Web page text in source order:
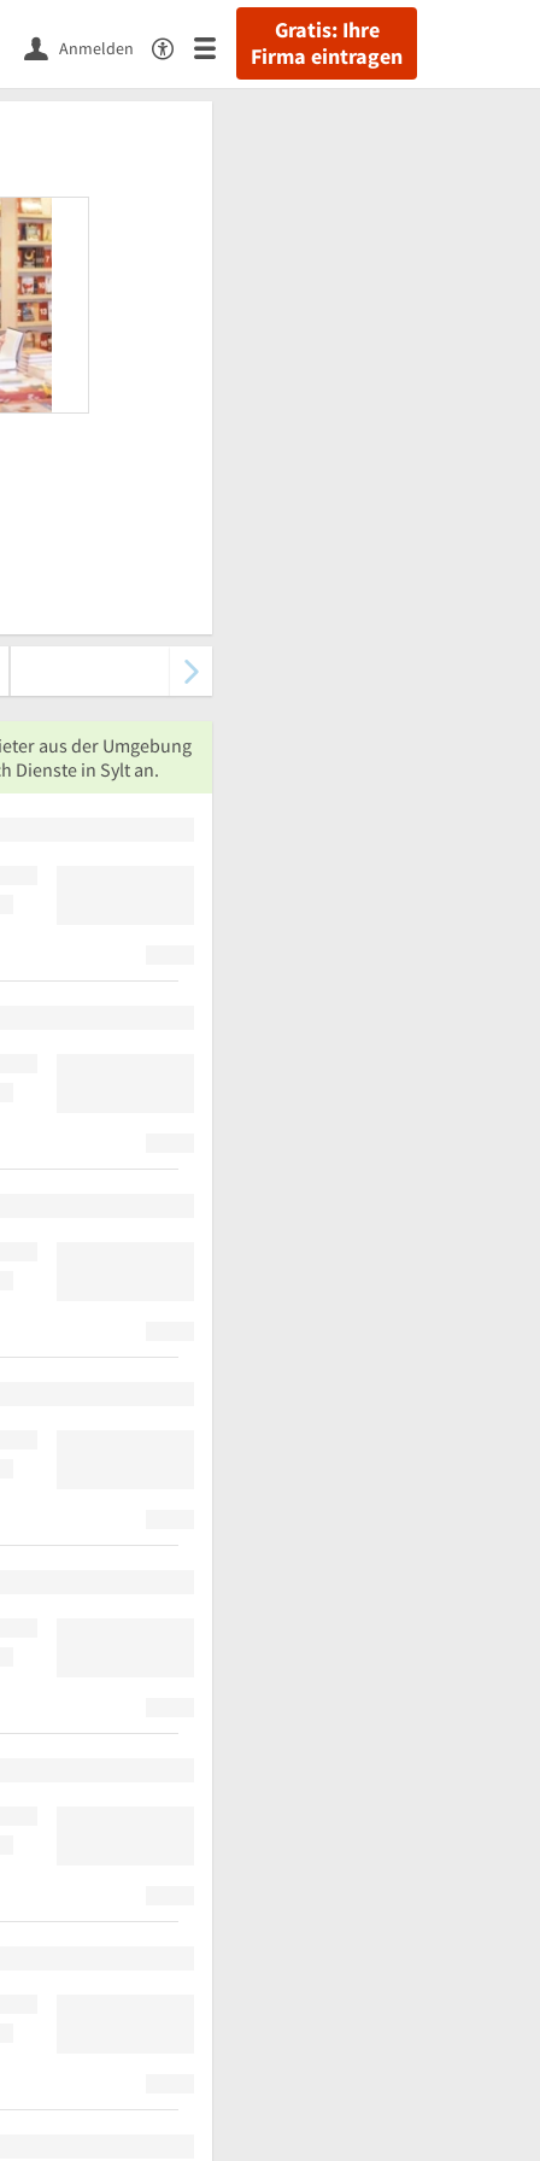
Gratis: Ihre
Firma eintragen
Anmelden
aus der Umgebung
Dienste in Sylt an.